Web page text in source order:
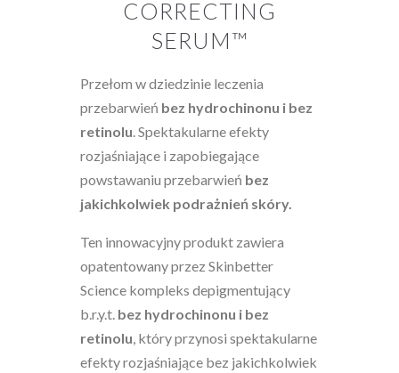
CORRECTING
SERUM™
Przełom w dziedzinie leczenia
przebarwień bez hydrochinonu i bez
retinolu . Spektakularne efekty
rozjaśniające i zapobiegające
powstawaniu przebarwień bez
jakichkolwiek podrażnień skóry.
Ten innowacyjny produkt zawiera
opatentowany przez Skinbetter
Science kompleks depigmentujący
b.r.y.t. bez hydrochinonu i bez
retinolu , który przynosi spektakularne
efekty rozjaśniające bez jakichkolwiek
Sugerowana data wizyty
Sugerowana godzina wizyty
Treść wiadomości
Wyślij zapytanie